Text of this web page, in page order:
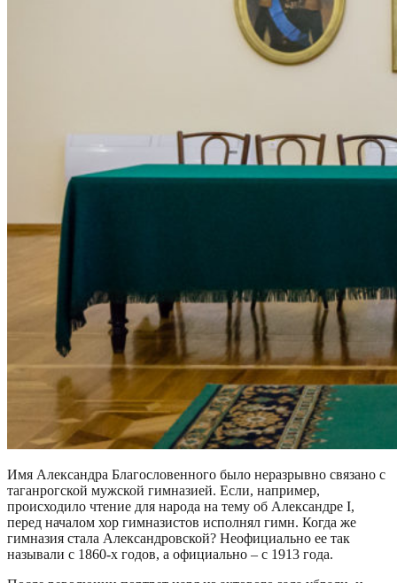
Имя Александра Благословенного было неразрывно связано с
таганрогской мужской гимназией. Если, например,
происходило чтение для народа на тему об Александре I,
перед началом хор гимназистов исполнял гимн. Когда же
гимназия стала Александровской? Неофициально ее так
называли с 1860-х годов, а официально – с 1913 года.